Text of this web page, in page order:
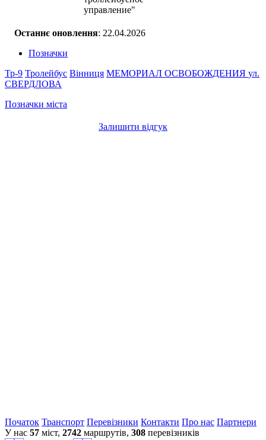
управление"
Останнє оновлення: 22.04.2026
Позначки
Тр-9 Тролейбус Вінниця МЕМОРИАЛ ОСВОБОЖДЕНИЯ ул.
СВЕРДЛОВА
Позначки міста
Залишити відгук
Початок Транспорт Перевiзники Контакти Про нас Партнери
У нас 57 міст, 2742 маршрутів, 308 перевізників